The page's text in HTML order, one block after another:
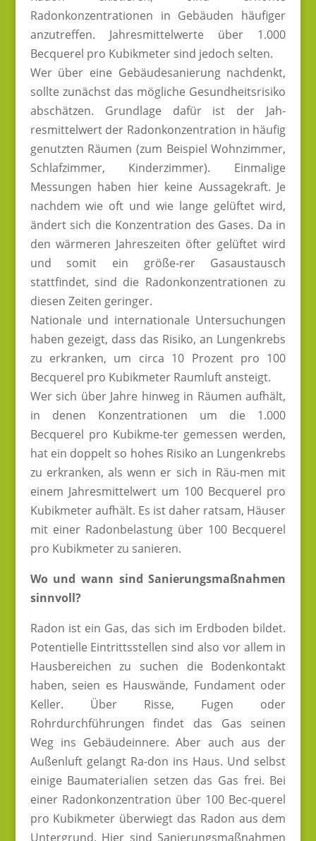
Radonkonzentrationen in Gebäuden häufiger
anzutreffen. Jahresmittelwerte über 1.000
Becquerel pro Kubikmeter sind jedoch selten.
Wer über eine Gebäudesanierung nachdenkt,
sollte zunächst das mögliche Gesundheitsrisiko
abschätzen. Grundlage dafür ist der Jah-
resmittelwert der Radonkonzentration in häufig
genutzten Räumen (zum Beispiel Wohnzimmer,
Schlafzimmer, Kinderzimmer). Einmalige
Messungen haben hier keine Aussagekraft. Je
nachdem wie oft und wie lange gelüftet wird,
ändert sich die Konzentration des Gases. Da in
den wärmeren Jahreszeiten öfter gelüftet wird
und somit ein größe-rer Gasaustausch
stattfindet, sind die Radonkonzentrationen zu
diesen Zeiten geringer.
Nationale und internationale Untersuchungen
haben gezeigt, dass das Risiko, an Lungenkrebs
zu erkranken, um circa 10 Prozent pro 100
Becquerel pro Kubikmeter Raumluft ansteigt.
Wer sich über Jahre hinweg in Räumen aufhält,
in denen Konzentrationen um die 1.000
Becquerel pro Kubikme-ter gemessen werden,
hat ein doppelt so hohes Risiko an Lungenkrebs
zu erkranken, als wenn er sich in Räu-men mit
einem Jahresmittelwert um 100 Becquerel pro
Kubikmeter aufhält. Es ist daher ratsam, Häuser
mit einer Radonbelastung über 100 Becquerel
pro Kubikmeter zu sanieren.
Wo und wann sind Sanierungsmaßnahmen
sinnvoll?
Radon ist ein Gas, das sich im Erdboden bildet.
Potentielle Eintrittsstellen sind also vor allem in
Hausbereichen zu suchen die Bodenkontakt
haben, seien es Hauswände, Fundament oder
Keller. Über Risse, Fugen oder
Rohrdurchführungen findet das Gas seinen
Weg ins Gebäudeinnere. Aber auch aus der
Außenluft gelangt Ra-don ins Haus. Und selbst
einige Baumaterialien setzen das Gas frei. Bei
einer Radonkonzentration über 100 Bec-querel
pro Kubikmeter überwiegt das Radon aus dem
Untergrund. Hier sind Sanierungsmaßnahmen